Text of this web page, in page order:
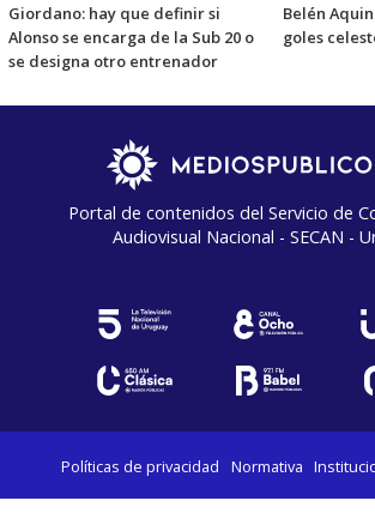
Giordano: hay que definir si
Alonso se encarga de la Sub 20 o
se designa otro entrenador
Belén
goles
Portal de contenidos del Servicio de
Audiovisual Nacional - SECAN -
Políticas de privacidad Normativa